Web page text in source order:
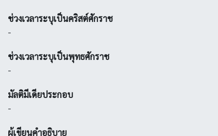
ช่วงเวลาระบุเป็นคริสต์ศักราช
-
ช่วงเวลาระบุเป็นพุทธศักราช
-
มัลติมีเดียประกอบ
-
ผู้เขียนคำอธิบาย